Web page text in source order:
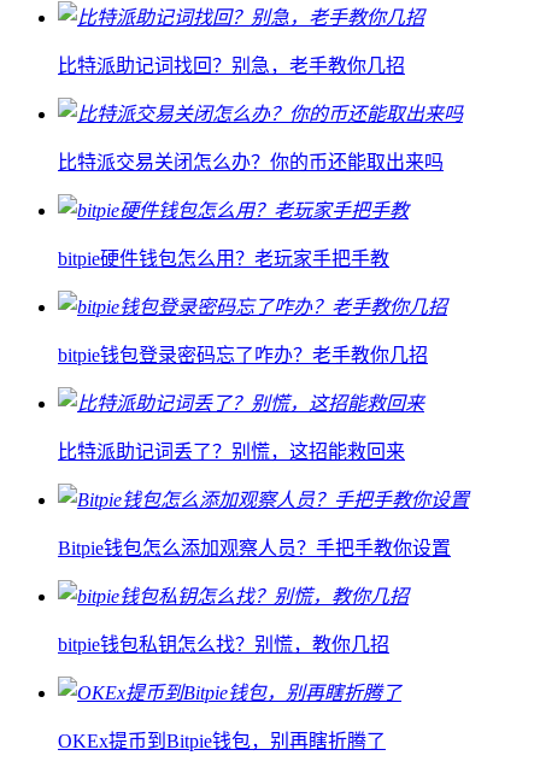
比特派助记词找回？别急，老手教你几招
比特派交易关闭怎么办？你的币还能取出来吗
bitpie硬件钱包怎么用？老玩家手把手教
bitpie钱包登录密码忘了咋办？老手教你几招
比特派助记词丢了？别慌，这招能救回来
Bitpie钱包怎么添加观察人员？手把手教你设置
bitpie钱包私钥怎么找？别慌，教你几招
OKEx提币到Bitpie钱包，别再瞎折腾了